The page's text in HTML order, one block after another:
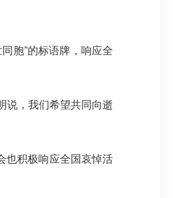
胞”的标语牌，响应全
，我们希望共同向逝
积极响应全国哀悼活